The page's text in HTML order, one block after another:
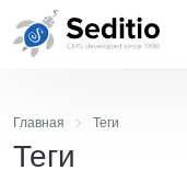
Главная Теги
Теги